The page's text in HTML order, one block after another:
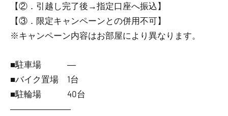
【②．引越し完了後→指定口座へ振込】
【③．限定キャンペーンとの併用不可】
※キャンペーン内容はお部屋により異なります。
■駐車場 ―
■バイク置場 1台
■駐輪場 40台
―――――――